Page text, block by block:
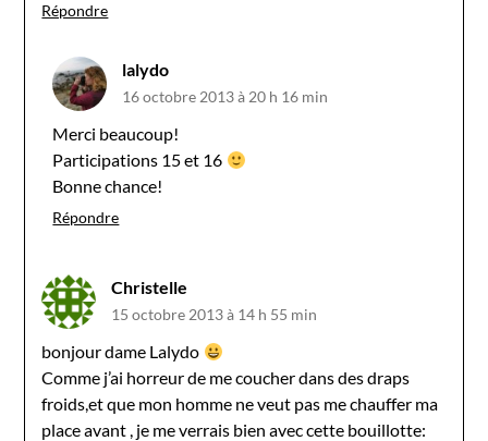
Répondre
lalydo
16 octobre 2013 à 20 h 16 min
Merci beaucoup!
Participations 15 et 16
Bonne chance!
Répondre
Christelle
15 octobre 2013 à 14 h 55 min
bonjour dame Lalydo
Comme j’ai horreur de me coucher dans des draps
froids,et que mon homme ne veut pas me chauffer ma
place avant , je me verrais bien avec cette bouillotte: